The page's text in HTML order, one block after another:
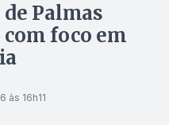
de Palmas
com foco em
às 16h11